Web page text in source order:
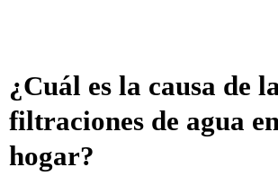
¿Cuál es la causa de
filtraciones de agua
hogar?